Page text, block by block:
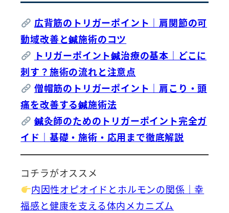
広背筋のトリガーポイント｜肩関節の可
動域改善と鍼施術のコツ
トリガーポイント鍼治療の基本｜どこに
刺す？施術の流れと注意点
僧帽筋のトリガーポイント｜肩こり・頭
痛を改善する鍼施術法
鍼灸師のためのトリガーポイント完全ガ
イド｜基礎・施術・応用まで徹底解説
コチラがオススメ
内因性オピオイドとホルモンの関係｜幸
福感と健康を支える体内メカニズム